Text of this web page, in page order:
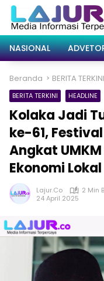
Langsung
konten
NASIONAL
Beranda BERITA TERKINI
BERITA TERKINI HEADLINE
Kolaka Jadi
ke-61,
Angkat
Ekonomi Lokal
Lajur.co
2 Min
24 April 2025